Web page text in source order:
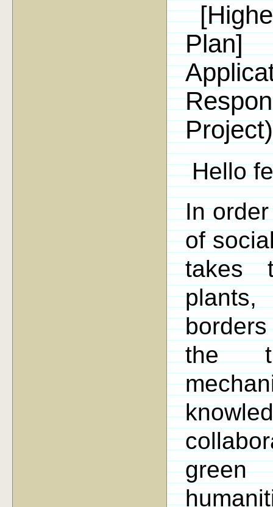
Plan]
Project)
Hello
In
of
takes
the